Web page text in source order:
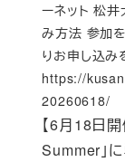
【6月18日
Summer」
ーネット 松
み方法 参加
りお申し込み
https://
20260618/